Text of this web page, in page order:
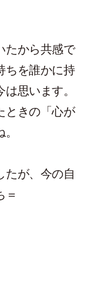
たから共感で
ちを誰かに持
思います。
ときの「心が
たが、今の自
＝